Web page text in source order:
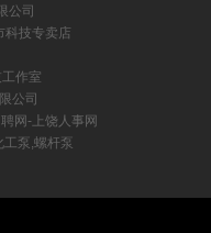
公司
科技专卖店
作室
公司
网-上饶人事网
泵,螺杆泵